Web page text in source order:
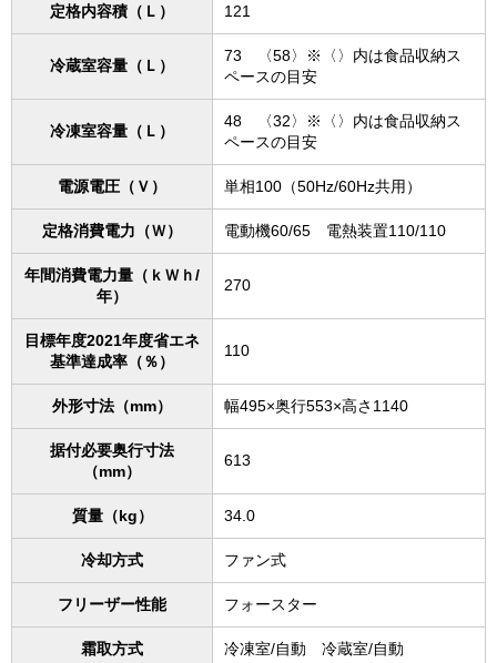
定格内容積（Ｌ）
121
冷蔵室容量（Ｌ）
73 〈58〉※〈〉内は食品収納ス
ペースの目安
冷凍室容量（Ｌ）
48 〈32〉※〈〉内は食品収納ス
ペースの目安
電源電圧（Ｖ） 単相100（50Hz/60Hz共用）
定格消費電力（Ｗ） 電動機60/65 電熱装置110/110
年間消費電力量（ｋＷｈ/
年）
270
目標年度2021年度省エネ
基準達成率（％）
110
外形寸法（mm） 幅495×奥行553×高さ1140
据付必要奥行寸法
（mm）
613
質量（kg） 34.0
冷却方式 ファン式
フリーザー性能 フォースター
霜取方式 冷凍室/自動 冷蔵室/自動